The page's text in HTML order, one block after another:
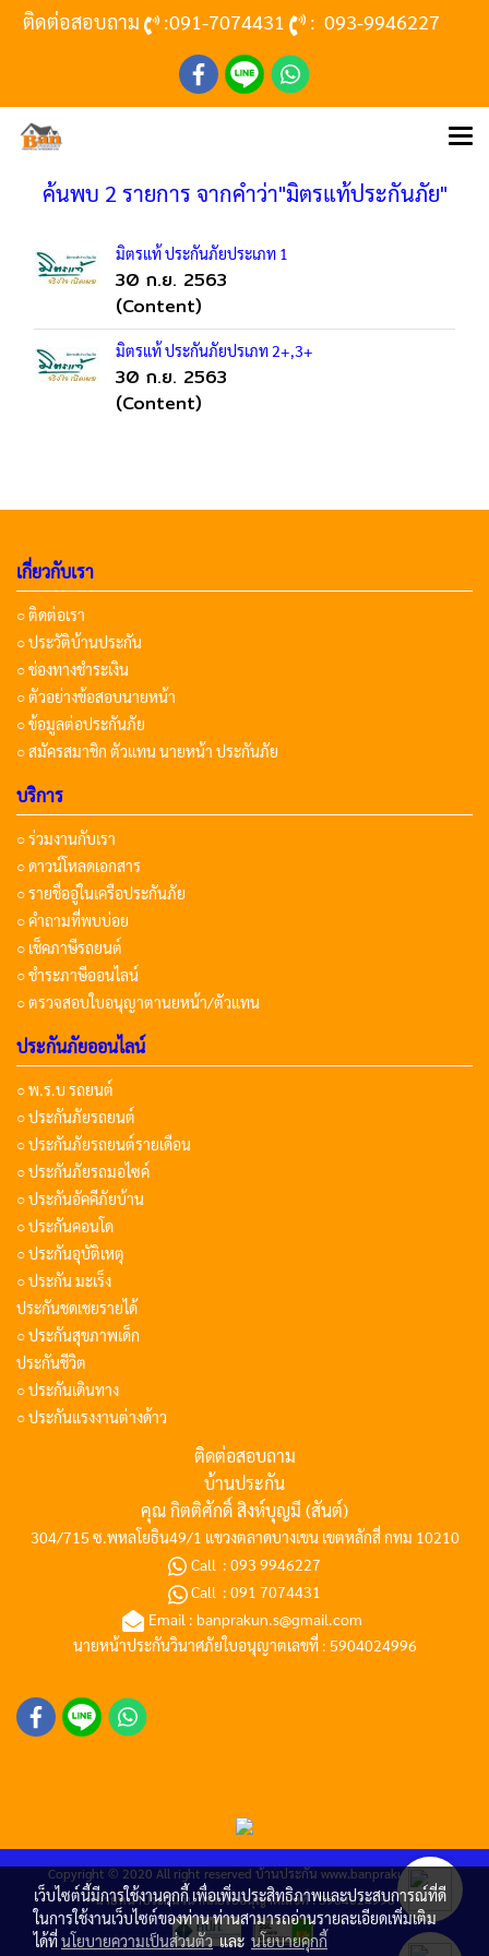
ติดต่อสอบถาม :091-7074431 : 093-9946227
ค้นพบ 2 รายการ จากคำว่า"มิตรแท้ประกันภัย"
มิตรแท้ ประกันภัยประเภท 1
30 ก.ย. 2563
(Content)
มิตรแท้ ประกันภัยปรเภท 2+,3+
30 ก.ย. 2563
(Content)
เกี่ยวกับเรา
○ ติดต่อเรา
○ ประวัติบ้านประกัน
○ ช่องทางชำระเงิน
○ ตัวอย่างข้อสอบนายหน้า
○ ข้อมูลต่อประกันภัย
○ สมัครสมาชิก ตัวแทน นายหน้า ประกันภัย
บริการ
○ ร่วมงานกับเรา
○ ดาวน์โหลดเอกสาร
○ รายชื่ออู่ในเครือประกันภัย
○ คำถามที่พบบ่อย
○ เช็คภาษีรถยนต์
○ ชำระภาษีออนไลน์
○ ตรวจสอบใบอนุญาตานยหน้า/ตัวแทน
ประกันภัยออนไลน์
○ พ.ร.บ รถยนต์
○ ประกันภัยรถยนต์
○ ประกันภัยรถยนต์รายเดือน
○ ประกันภัยรถมอไซค์
○ ประกันอัคคีภัยบ้าน
○ ประกันคอนโด
○ ประกันอุบัติเหตุ
○ ประกัน มะเร็ง
ประกันชดเชยรายได้
○ ประกันสุขภาพเด็ก
ประกันชีวิต
○ ประกันเดินทาง
○ ประกันแรงงานต่างด้าว
ติดต่อสอบถาม
บ้านประกัน
คุณ กิตติศักดิ์ สิงห์บุญมี (สันต์)
304/715 ซ.พหลโยธิน49/1 แขวงตลาดบางเขน เขตหลักสี่ กทม 10210
Call :093 9946227
Call : 091 7074431
Email : banprakun.s@gmail.com
นายหน้าประกันวินาศภัยใบอนุญาตเลขที่ : 5904024996
Copyright © 2020 All right reservedบ้านประกันwww.banprakun.com
นายหน้าประกันวินาศภัยใบอนุญาตเลขที่ : 5904024996
เว็บไซต์นี้มีการใช้งานคุกกี้ เพื่อเพิ่มประสิทธิภาพและประสบการณ์ที่ดี
ในการใช้งานเว็บไซต์ของท่าน ท่านสามารถอ่านรายละเอียดเพิ่มเติม
ได้ที่นโยบายความเป็นส่วนตัว และ นโยบายคุกกี้